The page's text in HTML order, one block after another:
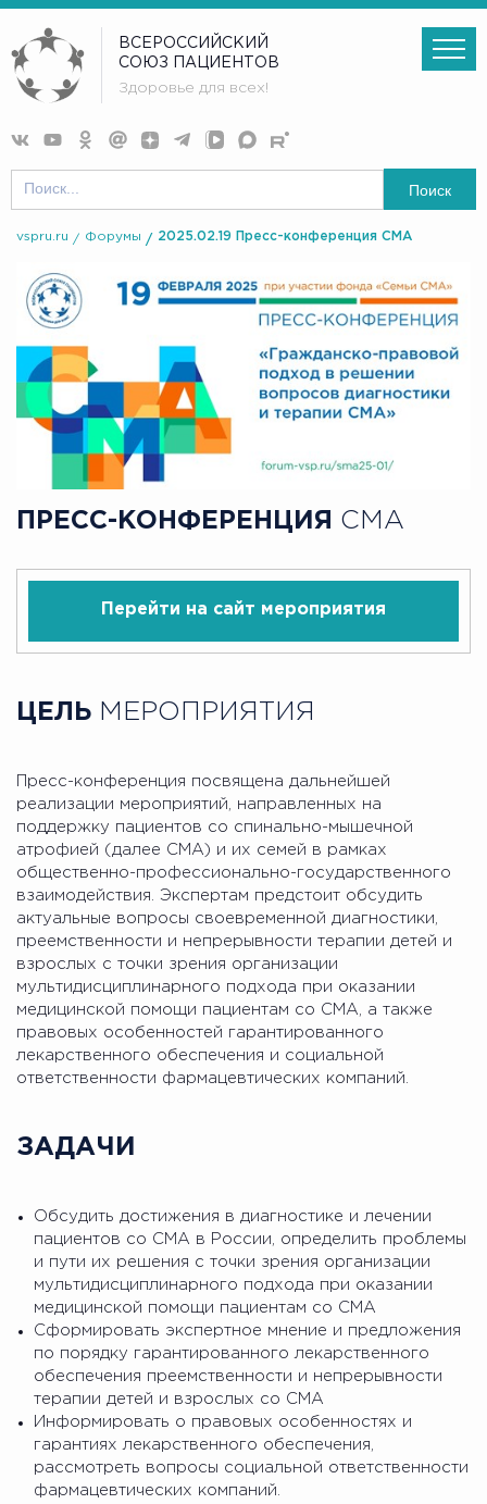
ВСЕРОССИЙСКИЙ
СОЮЗ ПАЦИЕНТОВ
Здоровье для всех!
Поиск
vspru.ru Форумы 2025.02.19 Пресс-конференция СМА
ПРЕСС-КОНФЕРЕНЦИЯ СМА
Перейти на сайт мероприятия
ЦЕЛЬ МЕРОПРИЯТИЯ
Пресс-конференция посвящена дальнейшей
реализации мероприятий, направленных на
поддержку пациентов со спинально-мышечной
атрофией (далее СМА) и их семей в рамках
общественно-профессионально-государственного
взаимодействия. Экспертам предстоит обсудить
актуальные вопросы своевременной диагностики,
преемственности и непрерывности терапии детей и
взрослых с точки зрения организации
мультидисциплинарного подхода при оказании
медицинской помощи пациентам со СМА, а также
правовых особенностей гарантированного
лекарственного обеспечения и социальной
ответственности фармацевтических компаний.
ЗАДАЧИ
Обсудить достижения в диагностике и лечении
пациентов со СМА в России, определить проблемы
и пути их решения с точки зрения организации
мультидисциплинарного подхода при оказании
медицинской помощи пациентам со СМА
Сформировать экспертное мнение и предложения
по порядку гарантированного лекарственного
обеспечения преемственности и непрерывности
терапии детей и взрослых со СМА
Информировать о правовых особенностях и
гарантиях лекарственного обеспечения,
рассмотреть вопросы социальной ответственности
фармацевтических компаний.